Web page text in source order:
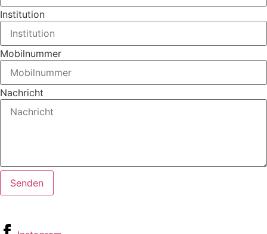
Institution
Mobilnummer
Nachricht
Senden